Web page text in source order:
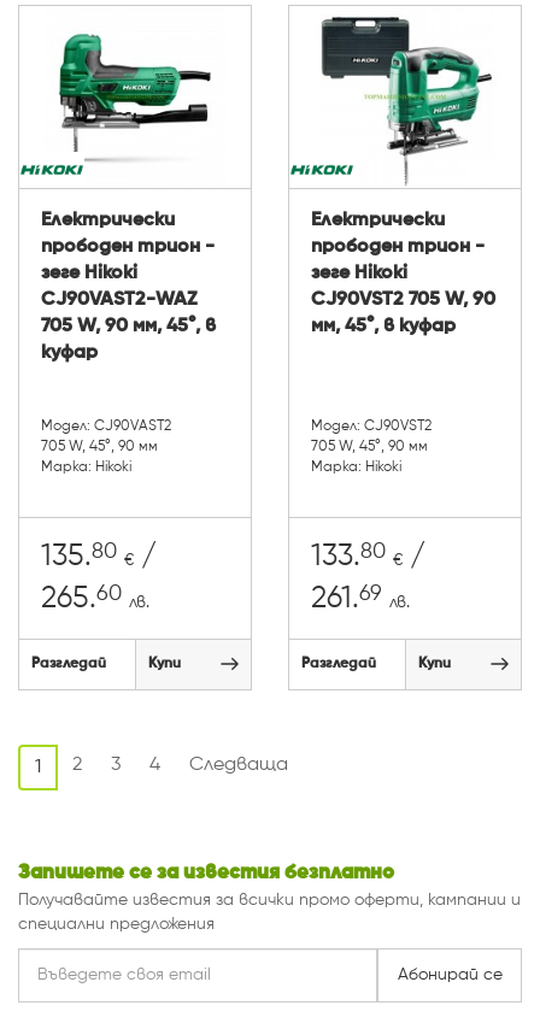
Електрически
прободен трион -
зеге Hikoki
CJ90VAST2-WAZ
705 W, 90 мм, 45°, в
куфар
Модел: CJ90VAST2
705 W, 45°, 90 мм
Марка: Hikoki
135.80 € /
265.60 лв.
Разгледай Купи
Електрически
прободен трион -
зеге Hikoki
CJ90VST2 705 W, 90
мм, 45°, в куфар
Модел: CJ90VST2
705 W, 45°, 90 мм
Марка: Hikoki
133.80 € /
261.69 лв.
Разгледай Купи
1 2 3 4 Следваща
Запишете се за известия безплатно
Получавайте известия за всички промо оферти, кампании и
специални предложения
Абонирай се